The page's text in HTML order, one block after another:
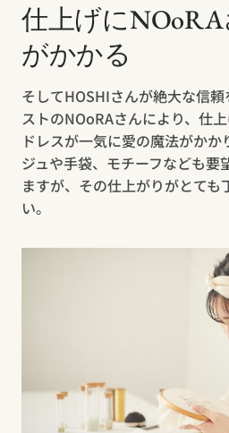
仕上げに
がかかる
そしてHOSHIさんが絶大な信頼
ストのNOoRAさんにより、仕
ドレスが一気に愛の魔法がか
ジュや手袋、モチーフなども要
ますが、その仕上がりがとても
い。